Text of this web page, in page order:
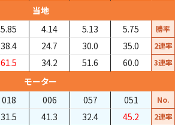
当地
勝率
5.75
5.13
4.14
5.85
2連率
35.0
30.0
24.7
38.4
3連率
60.0
51.6
34.2
61.5
モーター
No.
051
057
006
018
2連率
45.2
32.4
41.3
31.5